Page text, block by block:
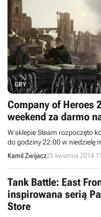
GRY
Company of Heroes
weekend za darmo
W sklepie Steam rozpoczęto
do godziny 22:00 w niedzielę
Heroes 2 i Red Orchestra 2:
Dodatkowo obie produkcje
promocji do poniedziałku, do
Kamil Zwijacz25 kwietnia 2014
Tank Battle: East
inspirowana serią
Store